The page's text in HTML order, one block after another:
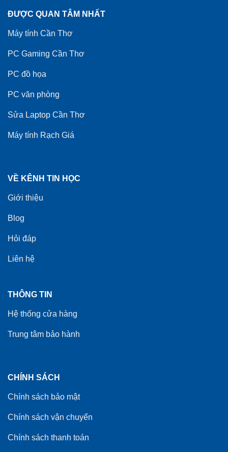
ĐƯỢC QUAN TÂM NHẤT
Máy tính Cần Thơ
PC Gaming Cần Thơ
PC đồ họa
PC văn phòng
Sửa Laptop Cần Thơ
Máy tính Rạch Giá
VỀ KÊNH TIN HỌC
Giới thiệu
Blog
Hỏi đáp
Liên hệ
THÔNG TIN
Hệ thống cửa hàng
Trung tâm bảo hành
CHÍNH SÁCH
Chính sách bảo mật
Chính sách vận chuyển
Chính sách thanh toán